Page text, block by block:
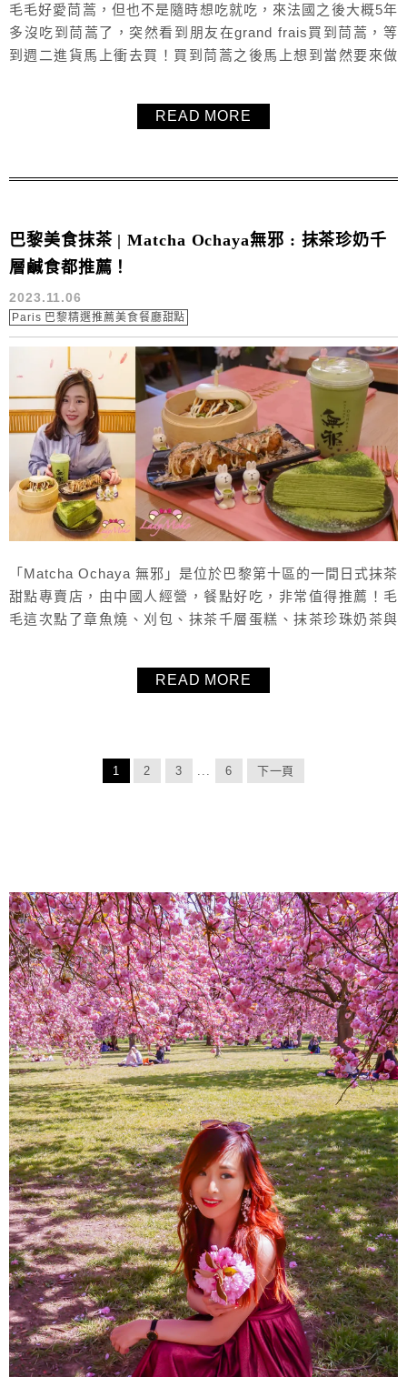
毛毛好愛茼蒿，但也不是隨時想吃就吃，來法國之後大概5年
多沒吃到茼蒿了，突然看到朋友在grand frais買到茼蒿，等
到週二進貨馬上衝去買！買到茼蒿之後馬上想到當然要來做
的味道，但吃起來不死鹹、不油膩，健康度更滿，推薦這個
超簡單的客家鹹湯圓做法與食譜給大家！
READ MORE
巴黎美食抹茶 | Matcha Ochaya無邪 : 抹茶珍奶千
層鹹食都推薦！
2023.11.06
Paris 巴黎精選推薦美食餐廳甜點
「Matcha Ochaya 無邪」是位於巴黎第十區的一間日式抹茶
甜點專賣店，由中國人經營，餐點好吃，非常值得推薦！毛
毛這次點了章魚燒、刈包、抹茶千層蛋糕、抹茶珍珠奶茶與
非常的夢幻，到處都是花的裝飾，很適合拍照、與朋友聚
餐，也很適合一個人來好好吃一餐，分享毛毛的心得給大
READ MORE
1 2 3 6 下一頁
About